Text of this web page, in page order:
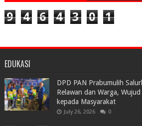
9 4 6 4 3 0 1
EDUKASI
DPD PAN Prabumulih
Relawan dan Warga,
kepada Masyarakat
July 26, 2026 0